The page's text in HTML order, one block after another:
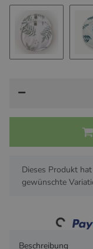
x
Dieses Produkt
gewünschte
Loading...
Beschreibung